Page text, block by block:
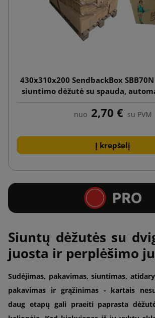
430x310x200 SendbackBox
siuntimo dėžutė su spauda,
nuo 2,70 € su PVM
Į krepšelį
Siuntų dėžutės su
juosta ir perplėšimo
Sudėjimas, pakavimas, siuntimas,
pakavimas ir grąžinimas - kartais
daug etapų gali praeiti paprasta